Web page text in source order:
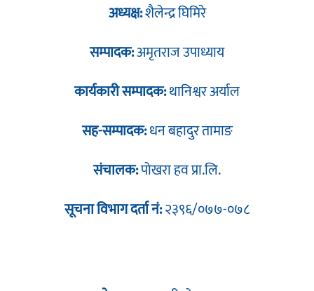
अध्यक्ष:शैलेन्द्र घिमिरे
सम्पादक:अमृतराज उपाध्याय
कार्यकारी सम्पादक:थानिश्वर अर्याल
सह-सम्पादक:धन बहादुर तामाङ
संचालक:पोखरा हव प्रा.लि.
सूचना विभाग दर्ता नं:२३९६/०७७-०७८